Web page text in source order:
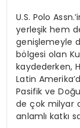
U.S. Polo Assn.’
yerleşik hem
genişlemeyle
bölgesi olan
kaydederken,
Latin Amerika’
Pasifik ve Doğ
deçok milyar
anlamlıkatkı